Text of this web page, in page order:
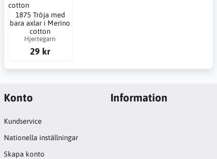
1875 Tröja med
bara axlar i Merino
cotton
Hjertegarn
29 kr
Konto
Kundservice
Nationella inställningar
Skapa konto
Information